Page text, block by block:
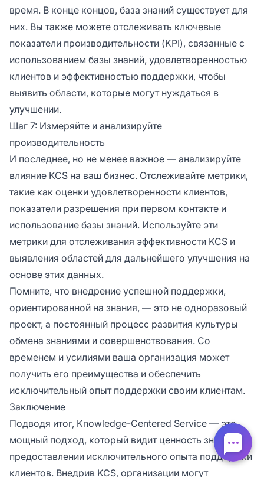
время. В конце концов, база знаний существует для
них. Вы также можете отслеживать ключевые
показатели производительности (KPI), связанные с
использованием базы знаний, удовлетворенностью
клиентов и эффективностью поддержки, чтобы
выявить области, которые могут нуждаться в
улучшении.
Шаг 7: Измеряйте и анализируйте
производительность
И последнее, но не менее важное — анализируйте
влияние KCS на ваш бизнес. Отслеживайте метрики,
такие как оценки удовлетворенности клиентов,
показатели разрешения при первом контакте и
использование базы знаний. Используйте эти
метрики для отслеживания эффективности KCS и
выявления областей для дальнейшего улучшения на
основе этих данных.
Помните, что внедрение успешной поддержки,
ориентированной на знания, — это не одноразовый
проект, а постоянный процесс развития культуры
обмена знаниями и совершенствования. Со
временем и усилиями ваша организация может
получить его преимущества и обеспечить
исключительный опыт поддержки своим клиентам.
Заключение
Подводя итог, Knowledge-Centered Service — это
мощный подход, который видит ценность знаний в
предоставлении исключительного опыта поддержки
клиентов. Внедрив KCS, организации могут